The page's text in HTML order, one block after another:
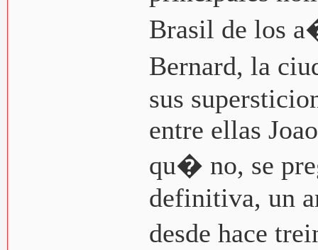
Brasil de los
Bernard, la
sus
entre ellas
qu� no, se
definitiva, un
desde hace